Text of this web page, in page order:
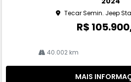
Tecar Semin. Jeep
R$
40.002 km
MAIS